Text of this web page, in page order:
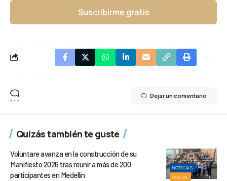
Suscribirme gratis
Dejar un comentario
Quizás también te guste
NOTICIAS
SOCIAL
Voluntare avanza en la construcción de su
Manifiesto 2026 tras reunir a más de 200
participantes en Medellín